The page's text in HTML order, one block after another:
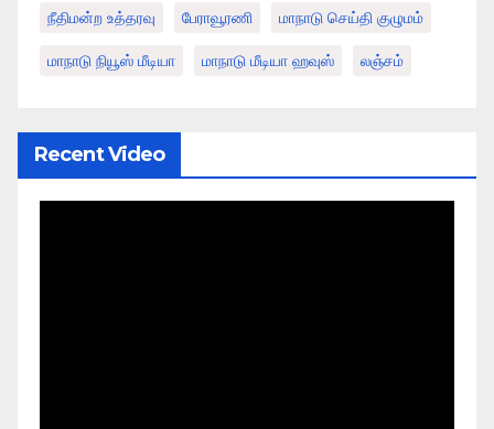
நீதிமன்ற உத்தரவு பேராவூரணி மாநாடு செய்தி குழுமம்
மாநாடு நியூஸ் மீடியா மாநாடு மீடியா ஹவுஸ் லஞ்சம்
Recent Video